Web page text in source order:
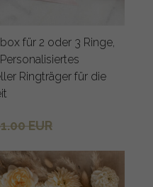
für 2 oder 3 Ringe,
Ringträger für die
EUR